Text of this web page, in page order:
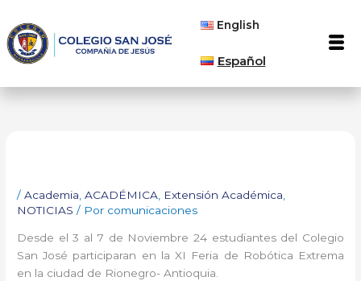
contenido
English
Español
/Academia ,ACADÉMICA Extensión Académica
NOTICIAS / Por comunicaciones
Desde el 3 al 7 de Noviembre 24 estudiantes del Colegio
San José participaran en la XI Feria de Robótica Extrema
en la ciudad de Rionegro- Antioquia.